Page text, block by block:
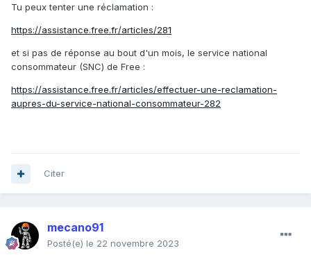
Tu peux tenter une réclamation :
https://assistance.free.fr/articles/281
et si pas de réponse au bout d'un mois, le service national
consommateur (SNC) de Free :
https://assistance.free.fr/articles/effectuer-une-reclamation-
aupres-du-service-national-consommateur-282
Citer
mecano91
Posté(e) le 22 novembre 2023